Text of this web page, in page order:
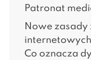
Patronat
Nowe
Co oznacza